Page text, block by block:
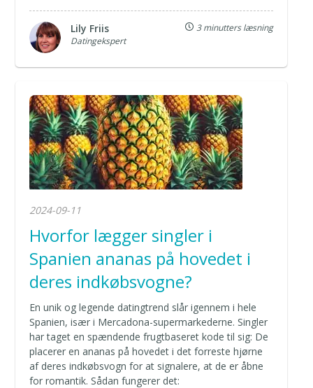
Lily Friis
Datingekspert
3 minutters læsning
2024-09-11
Hvorfor lægger singler i
Spanien ananas på hovedet i
deres indkøbsvogne?
En unik og legende datingtrend slår igennem i hele
Spanien, især i Mercadona-supermarkederne. Singler
har taget en spændende frugtbaseret kode til sig: De
placerer en ananas på hovedet i det forreste hjørne
af deres indkøbsvogn for at signalere, at de er åbne
for romantik. Sådan fungerer det: